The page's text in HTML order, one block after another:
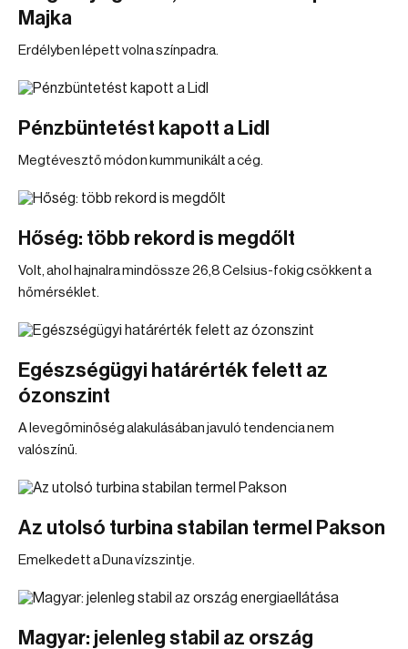
Majka
Erdélyben lépett volna színpadra.
Pénzbüntetést kapott a Lidl
Megtévesztő módon kummunikált a cég.
Hőség: több rekord is megdőlt
Volt, ahol hajnalra mindössze 26,8 Celsius-fokig csökkent a
hőmérséklet.
Egészségügyi határérték felett az
ózonszint
A levegőminőség alakulásában javuló tendencia nem
valószínű.
Az utolsó turbina stabilan termel Pakson
Emelkedett a Duna vízszintje.
Magyar: jelenleg stabil az ország